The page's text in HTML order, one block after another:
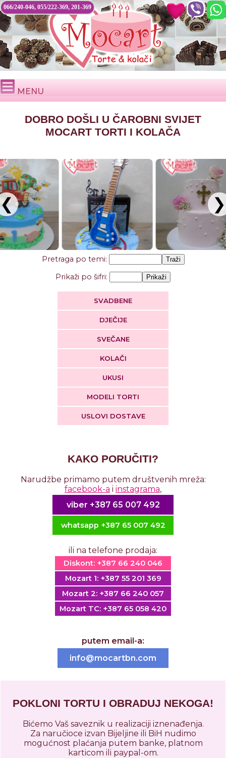
MENU
DOBRO DOŠLI U ČAROBNI SVIJET
MOCART TORTI I KOLAČA
❮ ❯
Pretraga po temi:
Prikaži po šifri:
SVADBENE
DJEČIJE
SVEČANE
KOLAČI
UKUSI
MODELI TORTI
USLOVI DOSTAVE
KAKO PORUČITI?
Narudžbe primamo putem društvenih mreža:
facebook-a i instagrama,
viber +387 65 007 492
whatsapp +387 65 007 492
ili na telefone prodaja:
Diskont: +387 66 240 046
Mozart 1: +387 55 201 369
Mozart 2: +387 66 240 057
Mozart TC: +387 65 058 420
putem email-a:
info@mocartbn.com
POKLONI TORTU I OBRADUJ NEKOGA!
Bićemo Vaš saveznik u realizaciji iznenađenja.
Za naručioce izvan Bijeljine ili BiH nudimo
mogućnost plaćanja putem banke, platnom
karticom ili paypal-om.
066/240-046, 055/222-369, 201-369